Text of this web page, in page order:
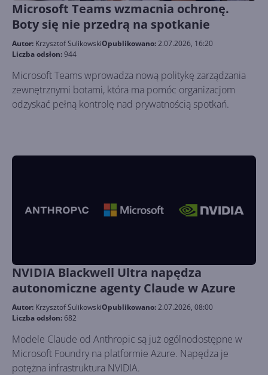
Microsoft Teams wzmacnia ochronę.
Boty się nie przedrą na spotkanie
Autor: Krzysztof SulikowskiOpublikowano:2.07.2026, 16:20
Liczba odsłon:944
Microsoft Teams wprowadza nową politykę zarządzania
zewnętrznymi botami, która ma pomóc organizacjom
odzyskać pełną kontrolę nad prywatnością spotkań.
NVIDIA Blackwell Ultra napędza
autonomiczne agenty Claude w Azure
Autor: Krzysztof SulikowskiOpublikowano:2.07.2026, 08:00
Liczba odsłon:682
Modele Claude od Anthropic są już ogólnodostępne w
Microsoft Foundry na platformie Azure. Napędza je
potężna infrastruktura NVIDIA.